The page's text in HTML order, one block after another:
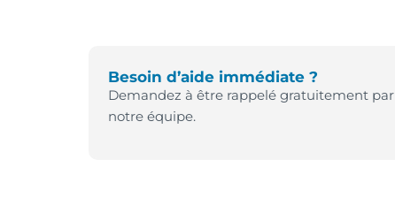
Besoin d’aide immédiate ?
Demandez à être rappelé gratuitement par
notre équipe.